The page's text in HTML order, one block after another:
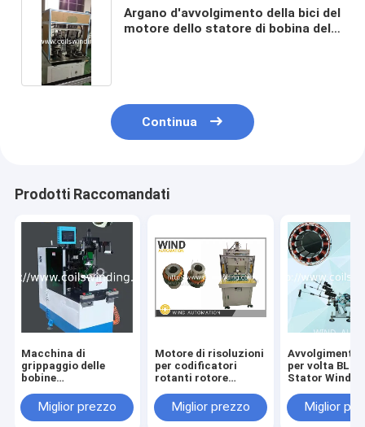
Argano d'avvolgimento della bici del
motore dello statore di bobina del
Continua
Prodotti Raccomandati
Macchina di
grippaggio delle
bobine
del lato
dell'estremità della
Miglior prezzo
Motore di risoluzioni
per codificatori
rotanti rotore
avvolgente per auto
elettrica
Miglior prezzo
Avvolgimento
per volta BLDC
Stator Winder
6poles 9poles
12poles
Miglior